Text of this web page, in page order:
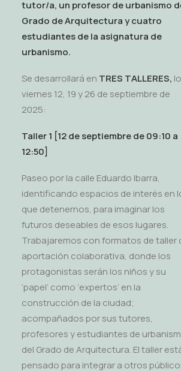
tutor/a, un profesor de urbanismo
Grado de Arquitectura y cuatro
estudiantes de la asignatura de
urbanismo.
Se desarrollará en TRES TALLERES,
viernes 12, 19 y 26 de septiembre de
2025:
Taller 1 [12 de septiembre de 09:10 a
12:50]
Paseo por la calle Eduardo Ibarra,
identificando espacios de interés en
que detenernos, para imaginar los
futuros deseables de esos lugares.
Trabajaremos con formatos de taller
aportación colaborativa, donde los
protagonistas serán los niños y su
‘papel’ como ‘expertos’ en la
construcción de la ciudad;
acompañados por sus tutores,
profesores y estudiantes de
del Grado de Arquitectura. El taller
pensado para integrar a otros